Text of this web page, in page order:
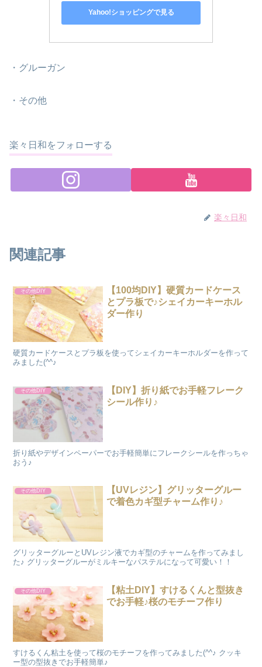
Yahoo!ショッピングで見る
・グルーガン
・その他
楽々日和をフォローする
楽々日和
関連記事
その他DIY
【100均DIY】硬質カードケース
とプラ板で♪シェイカーキーホル
ダー作り
硬質カードケースとプラ板を使ってシェイカーキーホルダーを作って
みました(^^♪
その他DIY
【DIY】折り紙でお手軽フレーク
シール作り♪
折り紙やデザインペーパーでお手軽簡単にフレークシールを作っちゃ
おう♪
その他DIY
【UVレジン】グリッターグルー
で着色カギ型チャーム作り♪
グリッターグルーとUVレジン液でカギ型のチャームを作ってみまし
た♪ グリッターグルーがミルキーなパステルになって可愛い！！
その他DIY
【粘土DIY】すけるくんと型抜き
でお手軽♪桜のモチーフ作り
すけるくん粘土を使って桜のモチーフを作ってみました(^^♪ クッキ
ー型の型抜きでお手軽簡単♪